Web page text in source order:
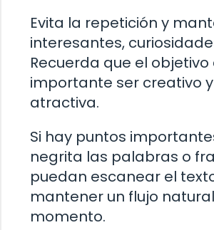
Evita la repetición y
interesantes,
Recuerda que el
importante ser creativo
atractiva.
Si hay puntos
negrita las palabras o
puedan escanear el
mantener un flujo
momento.